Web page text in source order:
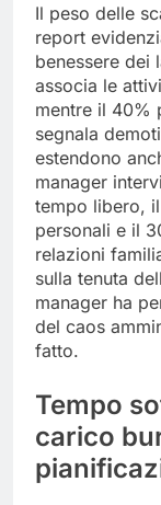
Il peso delle
report
benessere dei
associa le
mentre il 40%
segnala
estendono
manager
tempo libero,
personali e il
relazioni
sulla tenuta
manager ha
del caos
fatto.
Tempo
carico